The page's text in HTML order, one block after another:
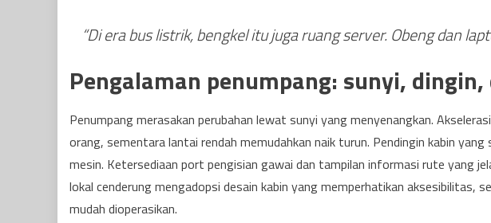
“Di era bus listrik, bengkel itu juga ruang server. Obeng dan
Pengalaman penumpang: sunyi,
Penumpang merasakan perubahan lewat sunyi yang menyenangkan.
orang, sementara lantai rendah memudahkan naik turun. Pendingin kabin
mesin. Ketersediaan port pengisian gawai dan tampilan informasi rute yang
lokal cenderung mengadopsi desain kabin yang memperhatikan aksesibilitas,
mudah dioperasikan.